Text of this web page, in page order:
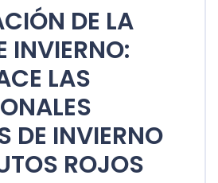
DE LA
INVIERNO:
LAS
DE INVIERNO
ROJOS